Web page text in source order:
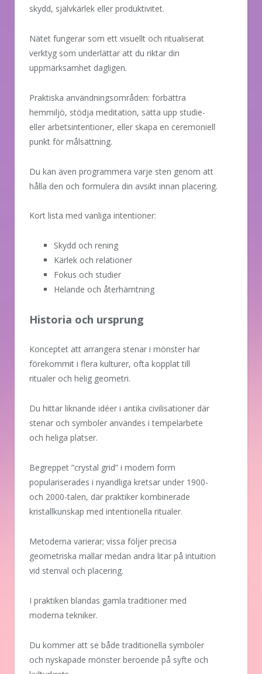
skydd, självkärlek eller produktivitet.
Nätet fungerar som ett visuellt och ritualiserat
verktyg som underlättar att du riktar din
uppmärksamhet dagligen.
Praktiska användningsområden: förbättra
hemmiljö, stödja meditation, sätta upp studie-
eller arbetsintentioner, eller skapa en ceremoniell
punkt för målsättning.
Du kan även programmera varje sten genom att
hålla den och formulera din avsikt innan placering.
Kort lista med vanliga intentioner:
Skydd och rening
Kärlek och relationer
Fokus och studier
Helande och återhämtning
Historia och ursprung
Konceptet att arrangera stenar i mönster har
förekommit i flera kulturer, ofta kopplat till
ritualer och helig geometri.
Du hittar liknande idéer i antika civilisationer där
stenar och symboler användes i tempelarbete
och heliga platser.
Begreppet ”crystal grid” i modern form
populariserades i nyandliga kretsar under 1900-
och 2000-talen, där praktiker kombinerade
kristallkunskap med intentionella ritualer.
Metoderna varierar; vissa följer precisa
geometriska mallar medan andra litar på intuition
vid stenval och placering.
I praktiken blandas gamla traditioner med
moderna tekniker.
Du kommer att se både traditionella symboler
och nyskapade mönster beroende på syfte och